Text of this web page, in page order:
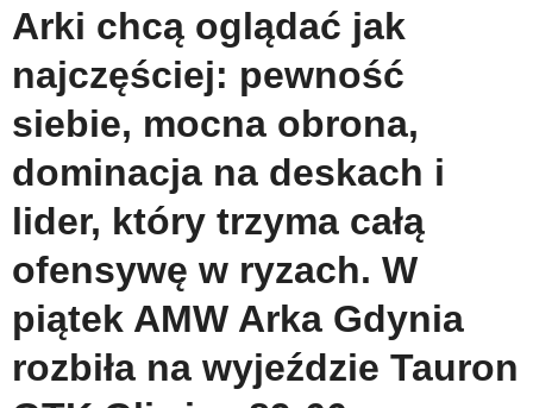
Arki chcą oglądać jak
najczęściej: pewność
siebie, mocna obrona,
dominacja na deskach i
lider, który trzyma całą
ofensywę w ryzach. W
piątek AMW Arka Gdynia
rozbiła na wyjeździe Tauron